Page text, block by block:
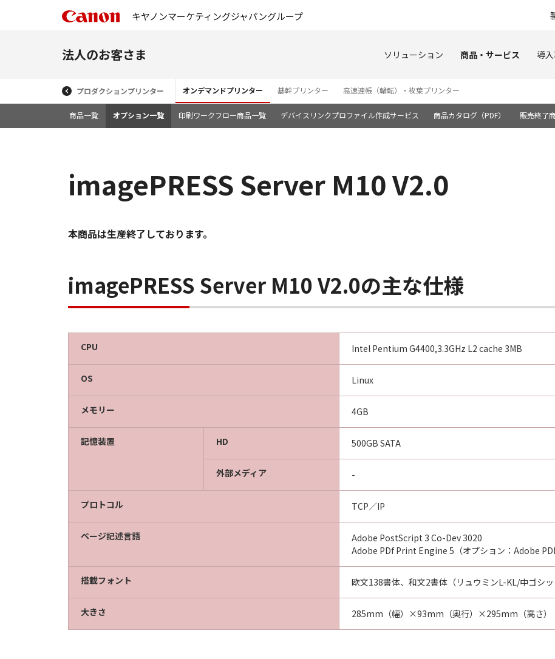
キヤノンマーケティングジャパングループ
法人のお客さま ソリューション 商品・サービス 導
プロダクションプリンター オンデマンドプリンター 基幹プリンター 高速連帳（輪転）・枚葉プリンター
商品一覧 オプション一覧 印刷ワークフロー商品一覧 デバイスリンクプロファイル作成サービス 商品カタログ（PDF） 販売終了
imagePRESS Server M10 V2.0
本商品は生産終了しております。
imagePRESS Server M10 V2.0の主な仕様
CPU Intel Pentium G4400,3.3GHz L2 cache 3MB
OS Linux
メモリー 4GB
記憶装置 HD 500GB SATA
外部メディア -
プロトコル TCP／IP
ページ記述言語
Adobe PostScript 3 Co-Dev 3020
Adobe PDf Print Engine 5（オプション：Adobe
搭載フォント 欧文138書体、和文2書体（リュウミンL-KL/中ゴシッ
大きさ 285mm（幅）×93mm（奥行）×295mm（高さ）